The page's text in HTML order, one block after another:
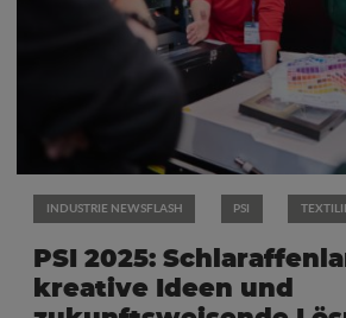
INDUSTRIE NEWSFLASH PSI
PSI 2025:
kreative Ideen und